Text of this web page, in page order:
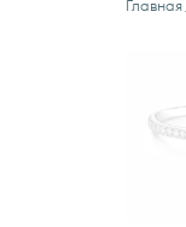
Главная